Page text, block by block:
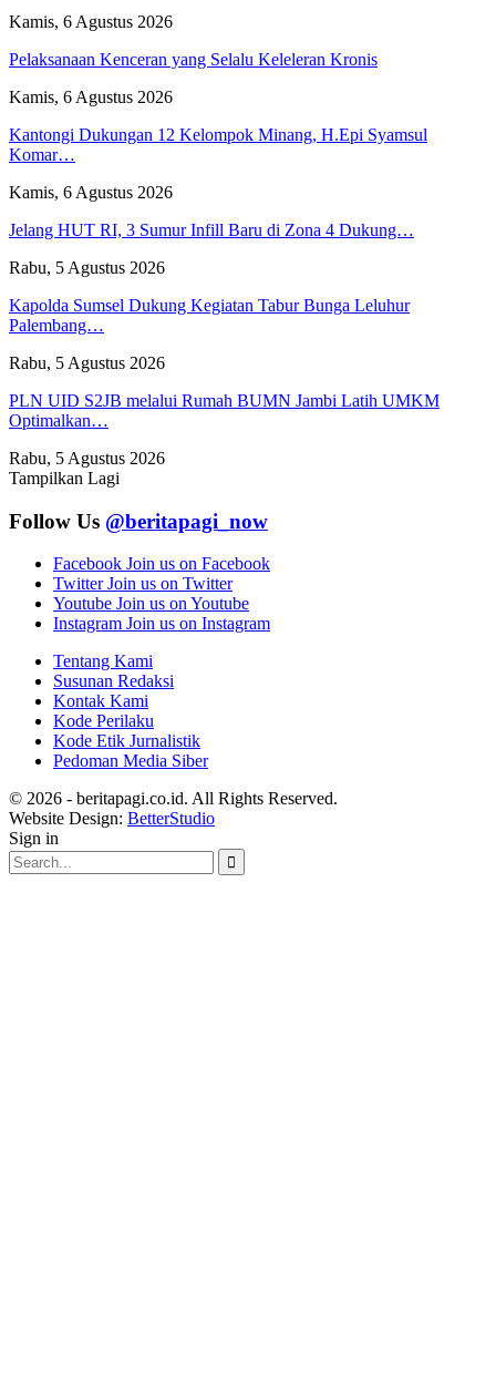
Kamis, 6 Agustus 2026
Pelaksanaan Kenceran yang Selalu Keleleran Kronis
Kamis, 6 Agustus 2026
Kantongi Dukungan 12 Kelompok Minang, H.Epi Syamsul
Komar…
Kamis, 6 Agustus 2026
Jelang HUT RI, 3 Sumur Infill Baru di Zona 4 Dukung…
Rabu, 5 Agustus 2026
Kapolda Sumsel Dukung Kegiatan Tabur Bunga Leluhur
Palembang…
Rabu, 5 Agustus 2026
PLN UID S2JB melalui Rumah BUMN Jambi Latih UMKM
Optimalkan…
Rabu, 5 Agustus 2026
Tampilkan Lagi
Follow Us @beritapagi_now
Facebook Join us on Facebook
Twitter Join us on Twitter
Youtube Join us on Youtube
Instagram Join us on Instagram
Tentang Kami
Susunan Redaksi
Kontak Kami
Kode Perilaku
Kode Etik Jurnalistik
Pedoman Media Siber
© 2026 - beritapagi.co.id. All Rights Reserved.
Website Design: BetterStudio
Sign in